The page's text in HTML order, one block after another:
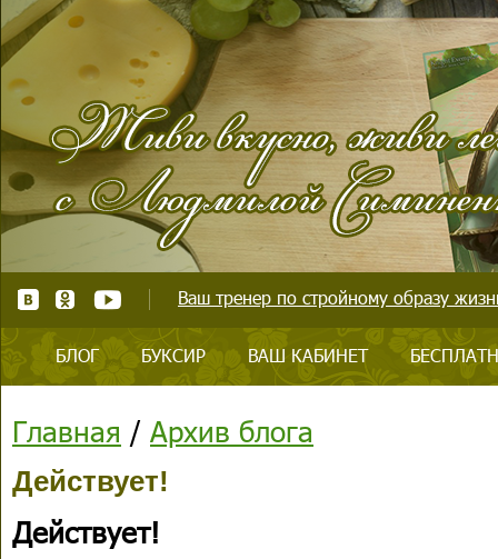
Ваш тренер по стройному образу
БЛОГ БУКСИР ВАШ КАБИНЕТ
Главная / Архив блога
Действует!
Действует!